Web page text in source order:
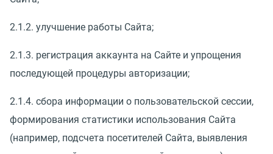
2.1.2. улучшение работы Сайта;
2.1.3. регистрация аккаунта на Сайте и упрощения
последующей процедуры авторизации;
2.1.4. сбора информации о пользовательской сессии,
формирования статистики использования Сайта
(например, подсчета посетителей Сайта, выявления